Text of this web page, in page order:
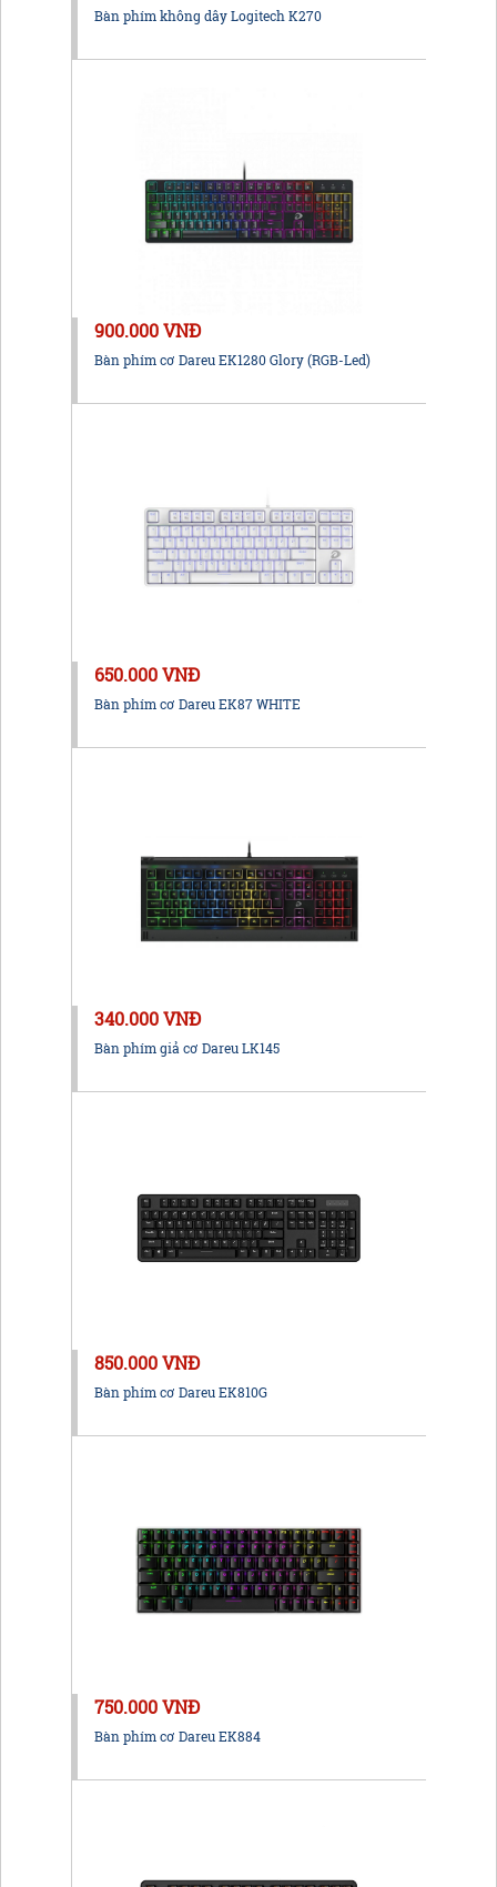
Bàn phím không dây Logitech K270
900.000 VNĐ
Bàn phím cơ Dareu EK1280 Glory (RGB-Led)
650.000 VNĐ
Bàn phím cơ Dareu EK87 WHITE
340.000 VNĐ
Bàn phím giả cơ Dareu LK145
850.000 VNĐ
Bàn phím cơ Dareu EK810G
750.000 VNĐ
Bàn phím cơ Dareu EK884